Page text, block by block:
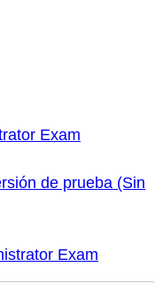
Exam
de prueba (Sin
Exam